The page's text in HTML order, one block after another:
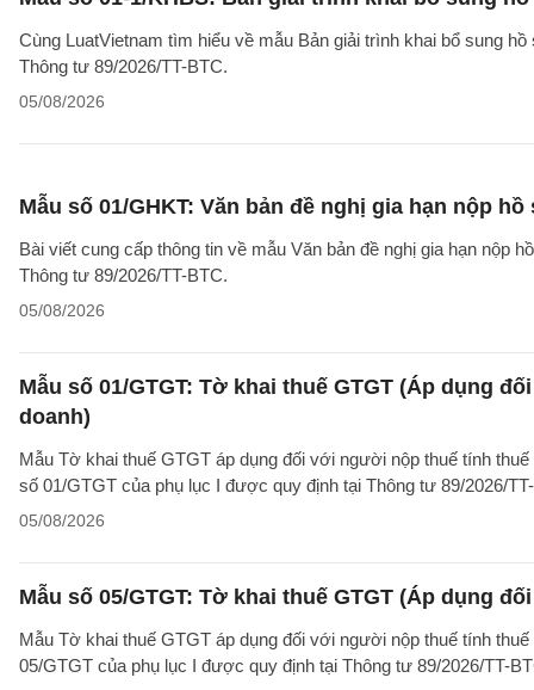
Cùng LuatVietnam tìm hiểu về mẫu Bản giải trình khai bổ sung
Thông tư 89/2026/TT-BTC.
05/08/2026
Mẫu số 01/GHKT: Văn bản đề nghị gia hạn nộp
Bài viết cung cấp thông tin về mẫu Văn bản đề nghị gia hạn nộp
Thông tư 89/2026/TT-BTC.
05/08/2026
Mẫu số 01/GTGT: Tờ khai thuế GTGT (Áp dụng
doanh)
Mẫu Tờ khai thuế GTGT áp dụng đối với người nộp thuế tính
số 01/GTGT của phụ lục I được quy định tại Thông tư 89/2026/
05/08/2026
Mẫu số 05/GTGT: Tờ khai thuế GTGT (Áp dụng
Mẫu Tờ khai thuế GTGT áp dụng đối với người nộp thuế tính
05/GTGT của phụ lục I được quy định tại Thông tư 89/2026/TT-